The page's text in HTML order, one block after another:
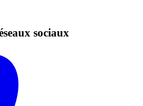
sociaux